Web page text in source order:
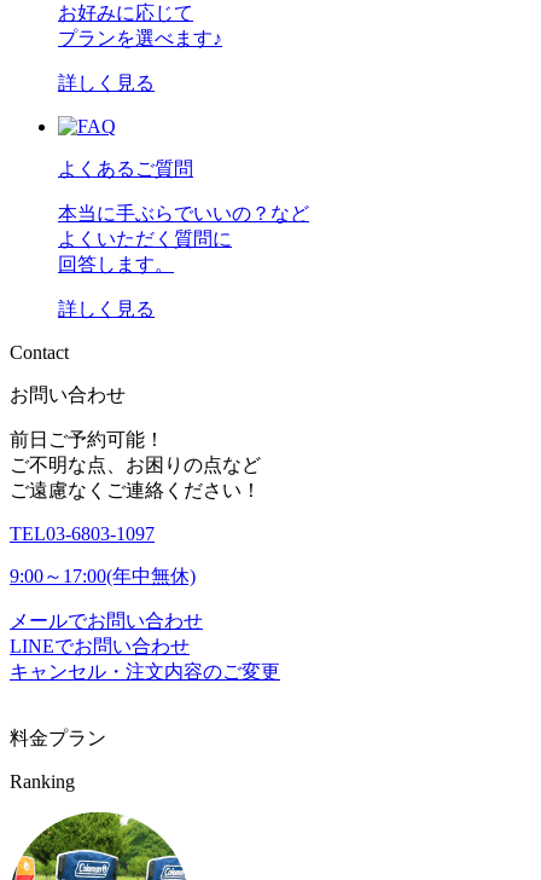
お好みに応じて
プランを選べます♪
詳しく見る
よくあるご質問
本当に手ぶらでいいの？など
よくいただく質問に
回答します。
詳しく見る
Contact
お問い合わせ
前日ご予約可能！
ご不明な点、お困りの点など
ご遠慮なくご連絡ください！
TEL03-6803-1097
9:00～17:00(年中無休)
メールでお問い合わせ
LINEでお問い合わせ
キャンセル・注文内容のご変更
料金プラン
Ranking